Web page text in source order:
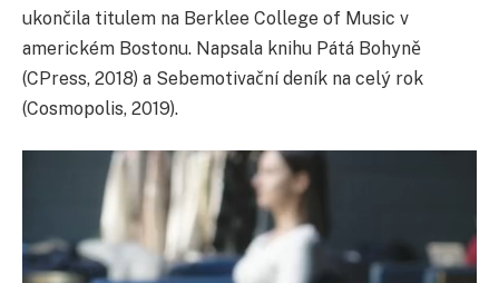
ukončila titulem na Berklee College of Music v
americkém Bostonu. Napsala knihu Pátá Bohyně
(CPress, 2018) a Sebemotivační deník na celý rok
(Cosmopolis, 2019).
přehrávač